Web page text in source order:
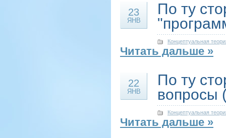
23
ЯНВ
По ту
Концептуальная
Читать дальше »
22
ЯНВ
По ту
вопросы
Концептуальная
Читать дальше »